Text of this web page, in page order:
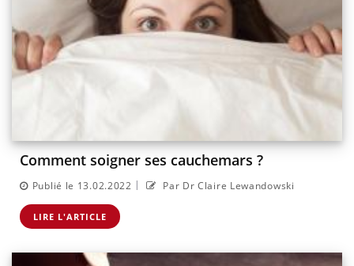
Comment soigner ses cauchemars ?
Publié le 13.02.2022 | Par Dr Claire Lewandowski
LIRE L'ARTICLE